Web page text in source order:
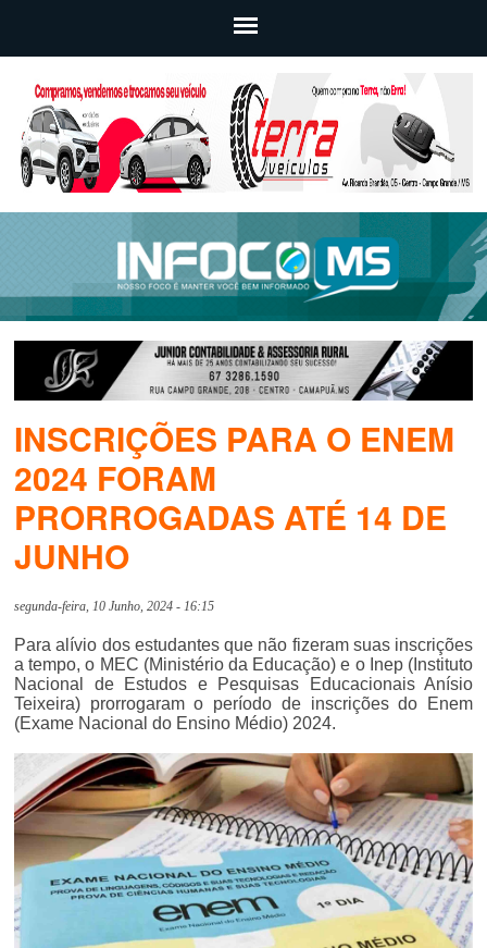
INSCRIÇÕES PARA O ENEM
2024 FORAM
PRORROGADAS ATÉ 14 DE
JUNHO
segunda-feira, 10 Junho, 2024 - 16:15
Para alívio dos estudantes que não fizeram suas inscrições
a tempo, o MEC (Ministério da Educação) e o Inep (Instituto
Nacional de Estudos e Pesquisas Educacionais Anísio
Teixeira) prorrogaram o período de inscrições do Enem
(Exame Nacional do Ensino Médio) 2024.